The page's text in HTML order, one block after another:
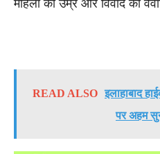
महिला की उम्र और विवाद की
READ ALSO इलाहाबाद
पर अहम